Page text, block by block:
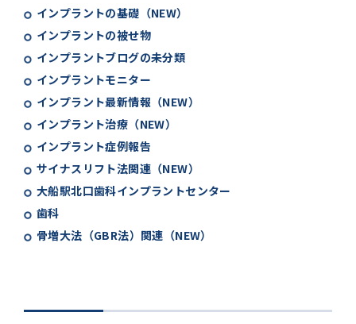
インプラントの基礎（NEW）
インプラントの被せ物
インプラントブログの未分類
インプラントモニター
インプラント最新情報（NEW）
インプラント治療（NEW）
インプラント症例報告
サイナスリフト法関連（NEW）
大船駅北口歯科インプラントセンター
歯科
骨増大法（GBR法）関連（NEW）